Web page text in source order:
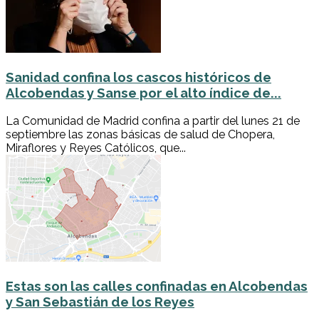
Sanidad confina los cascos históricos de
Alcobendas y Sanse por el alto índice de...
La Comunidad de Madrid confina a partir del lunes 21 de
septiembre las zonas básicas de salud de Chopera,
Miraflores y Reyes Católicos, que...
Estas son las calles confinadas en Alcobendas
y San Sebastián de los Reyes